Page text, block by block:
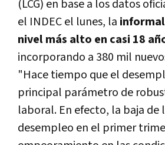
(LCG) en base a los datos
el INDEC el lunes, la
nivel más alto en casi 18
incorporando a 380 mil
"Hace tiempo que el
principal parámetro de
laboral. En efecto, la baja de
desempleo en el primer